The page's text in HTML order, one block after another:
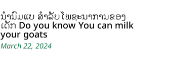
ນໍ້ານົມແບ້ ສຳລັບໂພຊະນາການຂອງ
ເດັກ Do you know You can milk
your goats
March 22, 2024